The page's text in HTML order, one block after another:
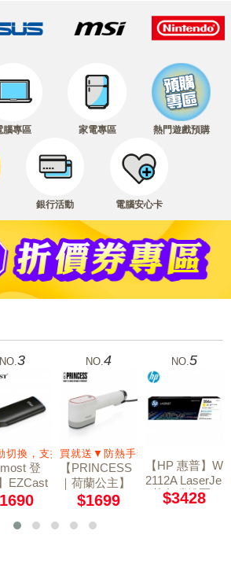
腦專區 家電專區 熱門遊戲預購
銀行活動 電腦安心卡
積扶手
NO.3
切換，支援Wi-Fi 5G
登
EZCast
型無線
NO. 4
買就送▼防熱手套
【PRINCESS
｜荷蘭公主】
平掛兩用掛燙
5 (贈防熱手
$1699
NO.5
【HP 惠普】W
2112A LaserJe
t 黃色碳粉匣 2
06A
$3428